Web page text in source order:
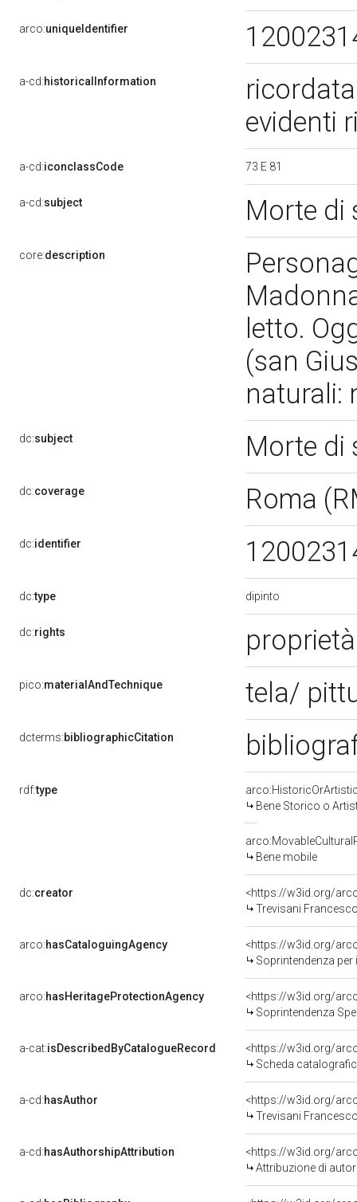
arco:uniqueIdentifier
a-cd:historicalInformation
evidenti
a-cd:iconclassCode 73 E 81
a-cd:subject Morte di
core:description
letto.
(san
naturali:
dc:subject Morte di
dc:coverage Roma
dc:identifier
dc:type dipinto
dc:rights
pico:materialAndTechnique tela/
dcterms:bibliographicCitation
rdf:type
Bene Storico o
Bene mobile
dc:creator
<https://w3id.org/
Trevisani
arco:hasCataloguingAgency
<https://w3id.org/
Soprintendenza
arco:hasHeritageProtectionAgency
<https://w3id.org/
Soprintendenza
a-cat:isDescribedByCatalogueRecord
<https://w3id.org/
Scheda
a-cd:hasAuthor
<https://w3id.org/
Trevisani
a-cd:hasAuthorshipAttribution
<https://w3id.org/
Attribuzione di